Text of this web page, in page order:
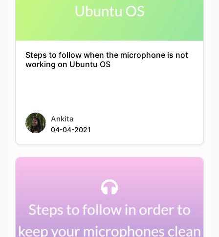
Steps to follow when the microphone is not
working on Ubuntu OS
Ankita
04-04-2021